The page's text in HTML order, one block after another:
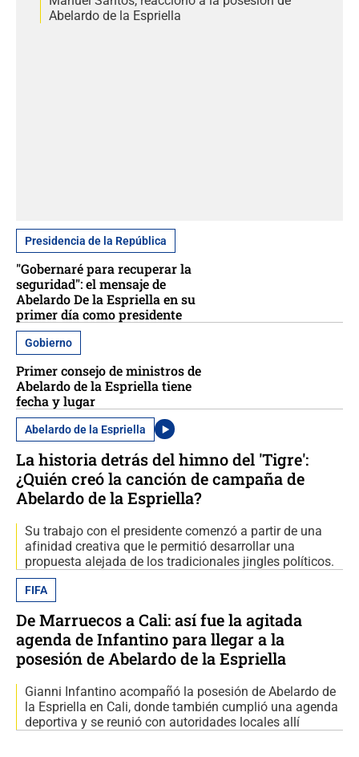
Abelardo de la Espriella
Presidencia de la República
"Gobernaré para recuperar la
seguridad": el mensaje de
Abelardo De la Espriella en su
primer día como presidente
Gobierno
Primer consejo de ministros de
Abelardo de la Espriella tiene
fecha y lugar
Abelardo de la Espriella
La historia detrás del himno del 'Tigre':
¿Quién creó la canción de campaña de
Abelardo de la Espriella?
Su trabajo con el presidente comenzó a partir de una
afinidad creativa que le permitió desarrollar una
propuesta alejada de los tradicionales jingles políticos.
FIFA
De Marruecos a Cali: así fue la agitada
agenda de Infantino para llegar a la
posesión de Abelardo de la Espriella
Gianni Infantino acompañó la posesión de Abelardo de
la Espriella en Cali, donde también cumplió una agenda
deportiva y se reunió con autoridades locales allí